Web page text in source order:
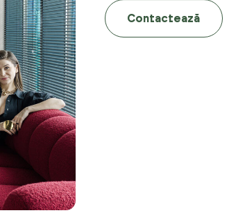
Contactează